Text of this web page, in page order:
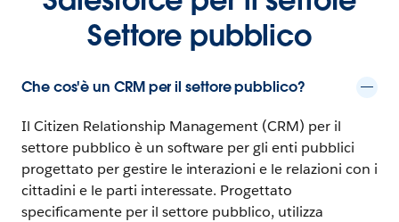
Settore pubblico
Che cos'è un CRM per il settore pubblico?
Il Citizen Relationship Management (CRM) per il
settore pubblico è un software per gli enti pubblici
progettato per gestire le interazioni e le relazioni con i
cittadini e le parti interessate. Progettato
specificamente per il settore pubblico, utilizza